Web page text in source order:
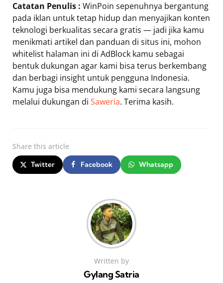
Catatan Penulis : WinPoin sepenuhnya bergantung
pada iklan untuk tetap hidup dan menyajikan konten
teknologi berkualitas secara gratis — jadi jika kamu
menikmati artikel dan panduan di situs ini, mohon
whitelist halaman ini di AdBlock kamu sebagai
bentuk dukungan agar kami bisa terus berkembang
dan berbagi insight untuk pengguna Indonesia.
Kamu juga bisa mendukung kami secara langsung
melalui dukungan di Saweria. Terima kasih.
Share this article
Twitter Facebook Whatsapp
Written by
Gylang Satria